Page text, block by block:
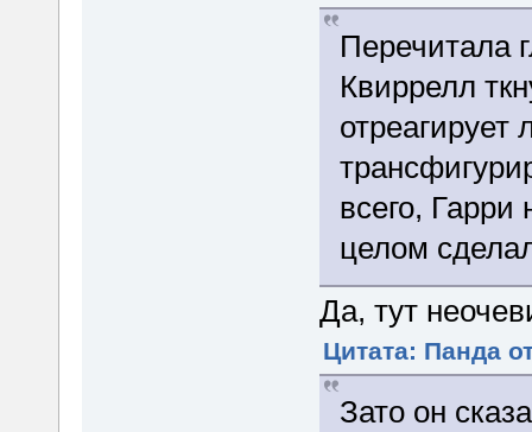
Перечитала
Квиррелл
отреагирует
всего,
целом
Да, тут
Цитата: Панда
Зато он